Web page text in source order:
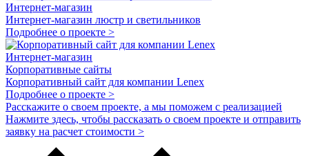
Интернет-магазин
Интернет-магазин люстр и светильников
Подробнее о проекте >
Интернет-магазин
Корпоративные сайты
Корпоративный сайт для компании Lenex
Подробнее о проекте >
Расскажите о своем проекте, а мы поможем с реализацией
Нажмите здесь, чтобы рассказать о своем проекте и отправить
заявку на расчет стоимости >